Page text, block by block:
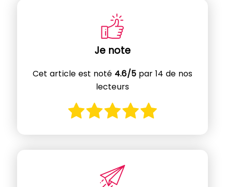
Je note
Cet article est noté 4.6/5par 14 de nos
lecteurs